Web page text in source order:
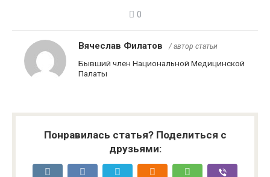
0
Вячеслав Филатов / автор статьи
Бывший член Национальной Медицинской
Палаты
Понравилась статья? Поделиться с
друзьями: